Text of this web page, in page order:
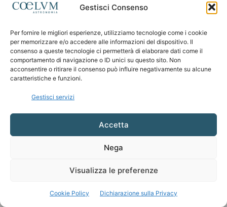
Gestisci Consenso
Per fornire le migliori esperienze, utilizziamo tecnologie come i cookie
per memorizzare e/o accedere alle informazioni del dispositivo. Il
consenso a queste tecnologie ci permetterà di elaborare dati come il
comportamento di navigazione o ID unici su questo sito. Non
acconsentire o ritirare il consenso può influire negativamente su alcune
caratteristiche e funzioni.
Gestisci servizi
Accetta
Nega
Visualizza le preferenze
Cookie Policy Dichiarazione sulla Privacy
SEGUICI